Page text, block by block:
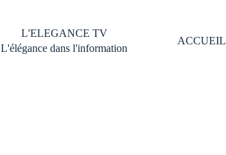
L'ELEGANCE TV
L'élégance dans l'information
ACCUEIL